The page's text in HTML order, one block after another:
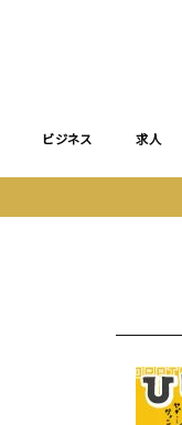
ビジネス 求人